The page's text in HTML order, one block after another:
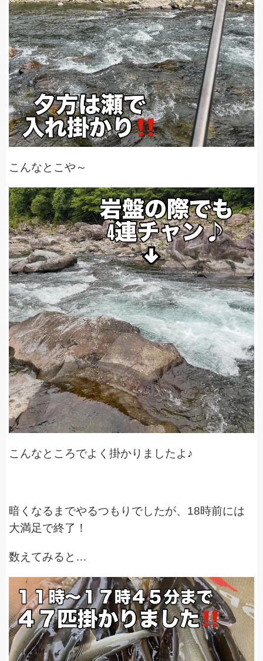
こんなとこや～
こんなところでよく掛かりましたよ♪
暗くなるまでやるつもりでしたが、18時前には
大満足で終了！
数えてみると…